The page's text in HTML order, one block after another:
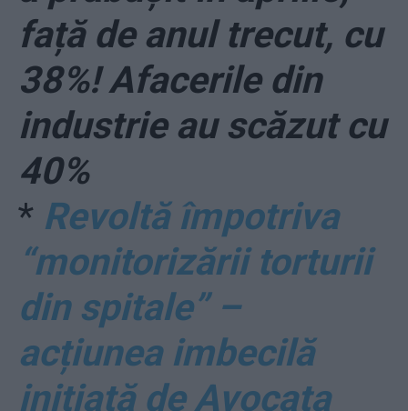
față de anul trecut, cu
38%! Afacerile din
industrie au scăzut cu
40%
* Revoltă împotriva
“monitorizării torturii
din spitale” –
acțiunea imbecilă
inițiată de Avocata